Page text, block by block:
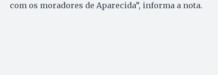
com os moradores de Aparecida”, informa a nota.